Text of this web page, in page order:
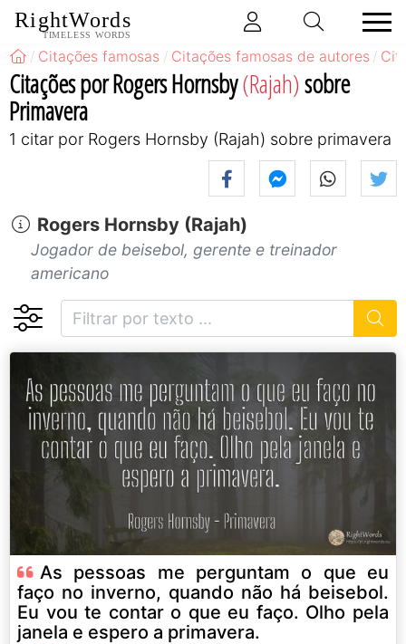
RightWords
TIMELESS WORDS
Citações famosas Citações famosas de autores
Citações por Rogers Hornsby(Rajah)sobre
Primavera
1 citar por Rogers Hornsby (Rajah) sobre primavera
Rogers Hornsby (Rajah)
Jogador de beisebol, gerente e treinador
americano
As pessoas me perguntam o que eu
faço no inverno, quando não há beisebol.
Eu vou te contar o que eu faço. Olho pela
janela e espero a primavera.